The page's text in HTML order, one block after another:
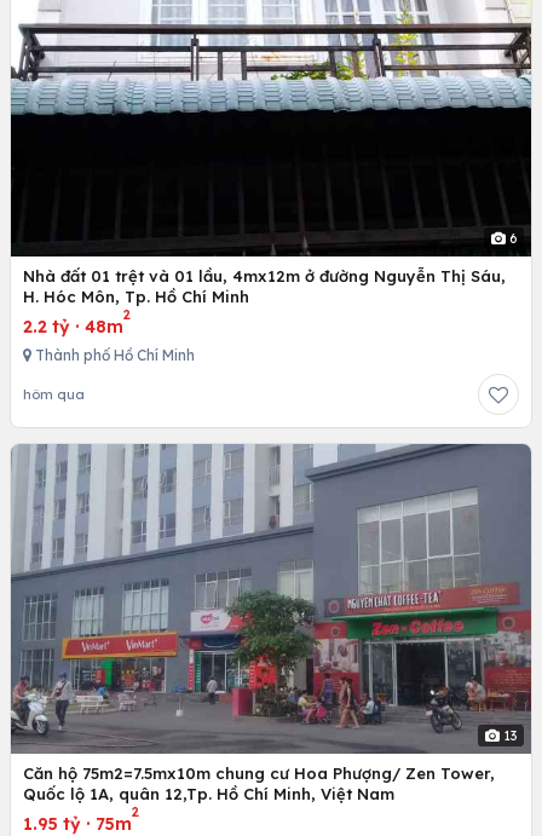
6
Nhà đất 01 trệt và 01 lầu, 4mx12m ở đường Nguyễn Thị Sáu,
H. Hóc Môn, Tp. Hồ Chí Minh
2.2 tỷ · 48m
2
Thành phố Hồ Chí Minh
hôm qua
13
Căn hộ 75m2=7.5mx10m chung cư Hoa Phượng/ Zen Tower,
Quốc lộ 1A, quân 12,Tp. Hồ Chí Minh, Việt Nam
1.95 tỷ · 75m
2